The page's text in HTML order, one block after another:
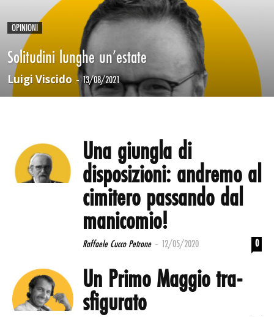
OPINIONI
Solitudini lunghe un’estate
Luigi Viscido - 13/08/2021
Una giungla di
disposizioni: andremo al
cimitero passando dal
manicomio!
Raffaele Cucco Petrone - 12/05/2020 0
Un Primo Maggio tra-
sfigurato